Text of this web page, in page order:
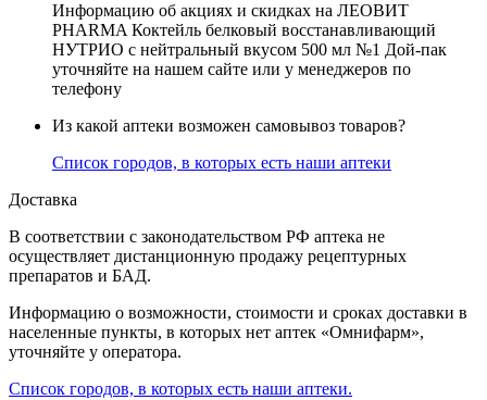
Информацию об акциях и скидках на ЛЕОВИТ
PHARMA Коктейль белковый восстанавливающий
НУТРИО с нейтральный вкусом 500 мл №1 Дой-пак
уточняйте на нашем сайте или у менеджеров по
телефону
Из какой аптеки возможен самовывоз товаров?
Список городов, в которых есть наши аптеки
Доставка
В соответствии с законодательством РФ аптека не
осуществляет дистанционную продажу рецептурных
препаратов и БАД.
Информацию о возможности, стоимости и сроках доставки в
населенные пункты, в которых нет аптек «Омнифарм»,
уточняйте у оператора.
Список городов, в которых есть наши аптеки.